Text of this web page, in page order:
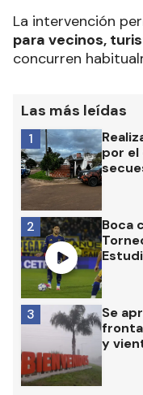
La intervención
para vecinos,
concurren
Las más leídas
por el
1
Boca
2
Se
y
3